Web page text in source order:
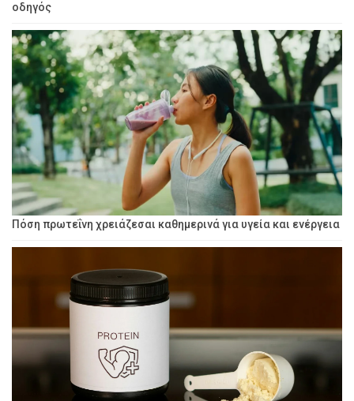
οδηγός
Πόση πρωτεΐνη χρειάζεσαι καθημερινά για υγεία και ενέργεια